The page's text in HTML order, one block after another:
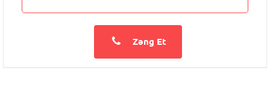
Zəng Et